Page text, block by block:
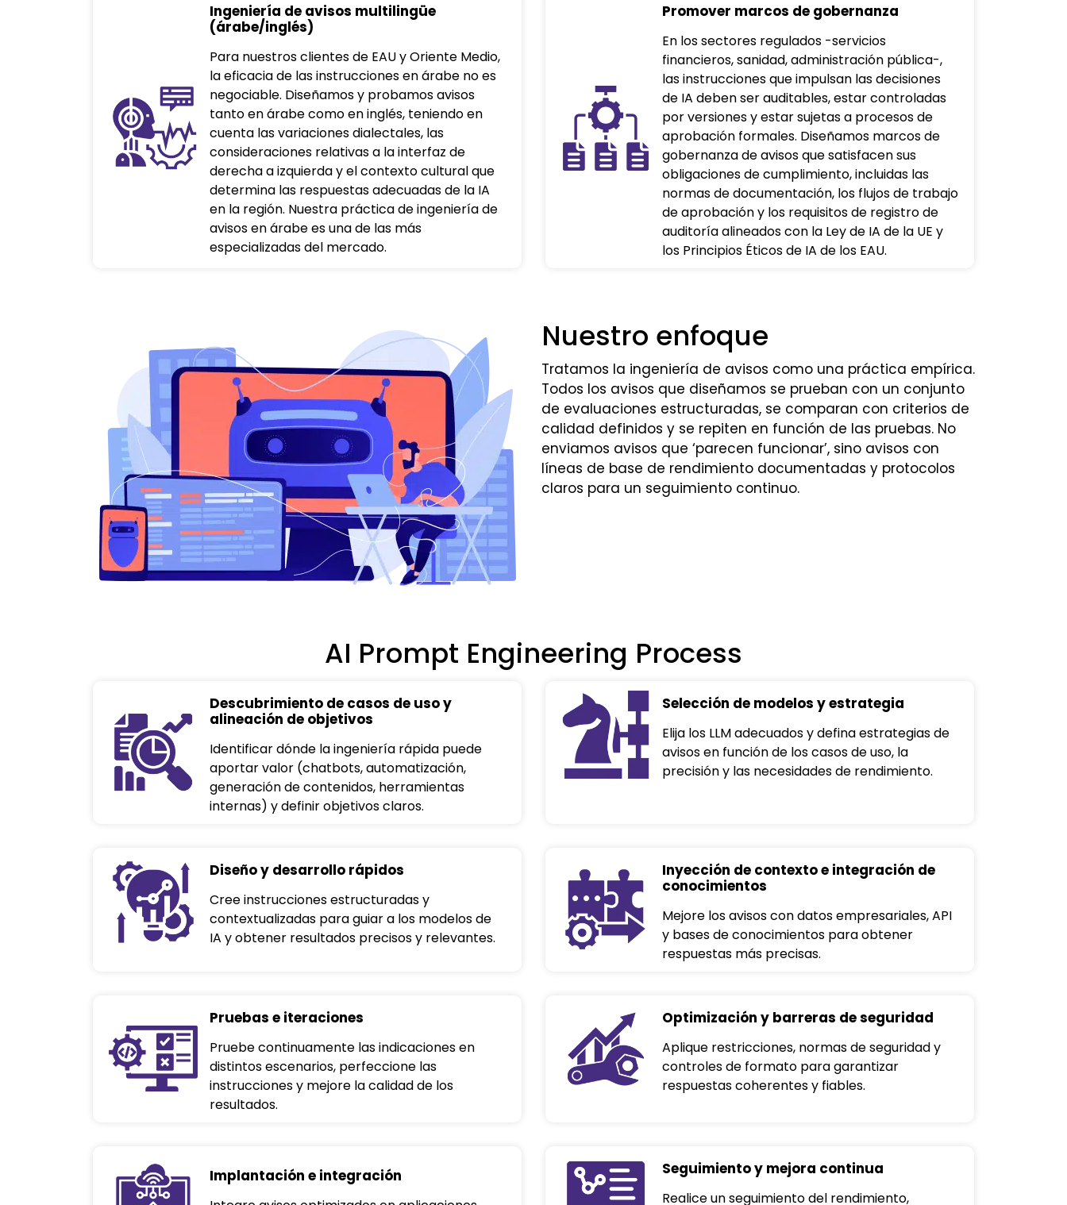
Ingeniería de avisos multilingüe
(árabe/inglés)
Para nuestros clientes de EAU y Oriente Medio,
la eficacia de las instrucciones en árabe no es
negociable. Diseñamos y probamos avisos
tanto en árabe como en inglés, teniendo en
cuenta las variaciones dialectales, las
consideraciones relativas a la interfaz de
derecha a izquierda y el contexto cultural que
determina las respuestas adecuadas de la IA
en la región. Nuestra práctica de ingeniería de
avisos en árabe es una de las más
especializadas del mercado.
Promover marcos de gobernanza
En los sectores regulados -servicios
financieros, sanidad, administración pública-,
las instrucciones que impulsan las decisiones
de IA deben ser auditables, estar controladas
por versiones y estar sujetas a procesos de
aprobación formales. Diseñamos marcos de
gobernanza de avisos que satisfacen sus
obligaciones de cumplimiento, incluidas las
normas de documentación, los flujos de trabajo
de aprobación y los requisitos de registro de
auditoría alineados con la Ley de IA de la UE y
los Principios Éticos de IA de los EAU.
Nuestro enfoque
Tratamos la ingeniería de avisos como una práctica empírica.
Todos los avisos que diseñamos se prueban con un conjunto
de evaluaciones estructuradas, se comparan con criterios de
calidad definidos y se repiten en función de las pruebas. No
enviamos avisos que ‘parecen funcionar’, sino avisos con
líneas de base de rendimiento documentadas y protocolos
claros para un seguimiento continuo.
AI Prompt Engineering Process
Descubrimiento de casos de uso y
alineación de objetivos
Identificar dónde la ingeniería rápida puede
aportar valor (chatbots, automatización,
generación de contenidos, herramientas
internas) y definir objetivos claros.
Selección de modelos y estrategia
Elija los LLM adecuados y defina estrategias de
avisos en función de los casos de uso, la
precisión y las necesidades de rendimiento.
Diseño y desarrollo rápidos
Cree instrucciones estructuradas y
contextualizadas para guiar a los modelos de
IA y obtener resultados precisos y relevantes.
Inyección de contexto e integración de
conocimientos
Mejore los avisos con datos empresariales, API
y bases de conocimientos para obtener
respuestas más precisas.
Pruebas e iteraciones
Pruebe continuamente las indicaciones en
distintos escenarios, perfeccione las
instrucciones y mejore la calidad de los
resultados.
Optimización y barreras de seguridad
Aplique restricciones, normas de seguridad y
controles de formato para garantizar
respuestas coherentes y fiables.
Implantación e integración Seguimiento y mejora continua
Realice un seguimiento del rendimiento,